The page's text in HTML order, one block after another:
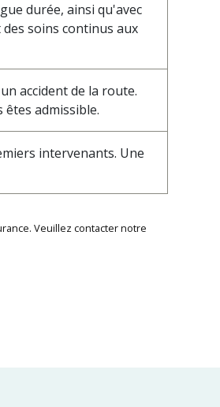
durée, ainsi qu'avec
soins continus aux
accident de la route.
admissible.
intervenants. Une
Veuillez contacter notre